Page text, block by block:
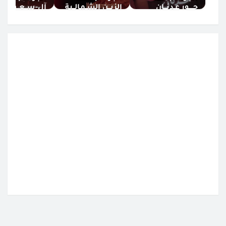
حــــور عـدنــان
الزيــن الشـمالــية
آل-ســعــود